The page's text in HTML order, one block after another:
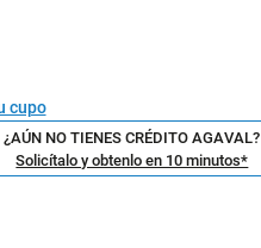
cupo
¿AÚN NO TIENES CRÉDITO AGAVAL?
Solicítalo y obtenlo en 10 minutos*